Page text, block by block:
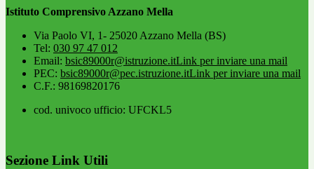
Istituto Comprensivo Azzano Mella
Via Paolo VI, 1- 25020 Azzano Mella (BS)
Tel: 030 97 47 012
Email: bsic89000r@istruzione.itLink per inviare una mail
PEC: bsic89000r@pec.istruzione.itLink per inviare una mail
C.F.: 98169820176
cod. univoco ufficio: UFCKL5
Sezione Link Utili